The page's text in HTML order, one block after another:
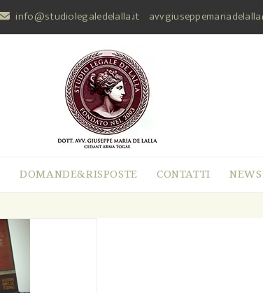
info@studiolegaledelalla.it
DOMANDE&RISPOSTE CONTATTI NEWS